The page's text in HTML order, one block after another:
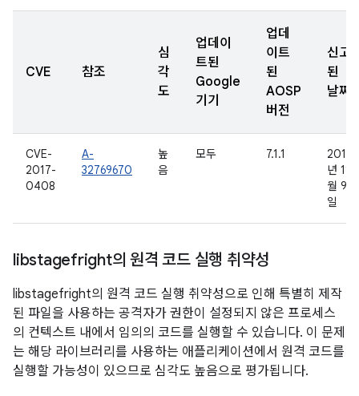
CVE 참조
심
각
도
업데이
트된
Google
기기
업데
이트
된
AOSP
버전
신고
된
날짜
CVE-
2017-
0408
A-
32769670
높
음
모두 7.1.1
2016
년 11
월 9
일
libstagefright의 원격 코드 실행 취약성
libstagefright의 원격 코드 실행 취약성으로 인해 특별히 제작
된 파일을 사용하는 공격자가 권한이 설정되지 않은 프로세스
의 컨텍스트 내에서 임의의 코드를 실행할 수 있습니다. 이 문제
는 해당 라이브러리를 사용하는 애플리케이션에서 원격 코드를
실행할 가능성이 있으므로 심각도 높음으로 평가됩니다.